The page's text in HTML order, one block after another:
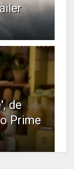
de
Prime